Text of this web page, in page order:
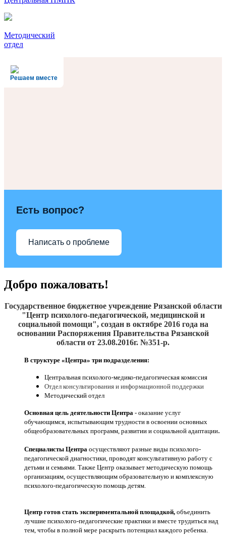
Методический
отдел
Решаем вместе
Есть вопрос?
Написать о проблеме
Добро пожаловать!
Государственное бюджетное учреждение Рязанской области
"Центр психолого-педагогической, медицинской и
социальной помощи", создан в октябре 2016года на
основании Распоряжения Правительства Рязанской
области от 23.08.2016г. №351-р.
В структуре «Центра» три подразделения:
Центральная психолого-медико-педагогическая комиссия
Отдел консультирования и информационной поддержки
Методический отдел
Основная цель деятельности Центра - оказание услуг
обучающимся, испытывающим трудности в освоении основных
общеобразовательных программ, развитии и социальной адаптации.
Специалисты Центра осуществляют разные виды психолого-
педагогической диагностики, проводят консультативную работу с
детьми и семьями. Также Центр оказывает методическую помощь
организациям, осуществляющим образовательную и комплексную
психолого-педагогическую помощь детям.
Центр готов стать экспериментальной площадкой, объединить
лучшие психолого-педагогические практики и вместе трудиться над
тем, чтобы в полной мере раскрыть потенциал каждого ребенка.